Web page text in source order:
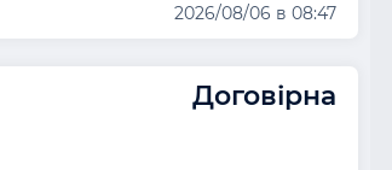
2026/08/06 в 08:47
Договірна